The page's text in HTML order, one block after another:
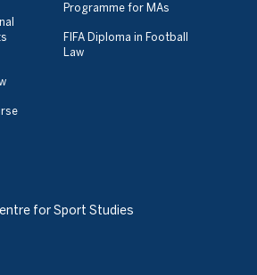
Programme for MAs
FIFA Diploma in Football
Law
for Sport Studies